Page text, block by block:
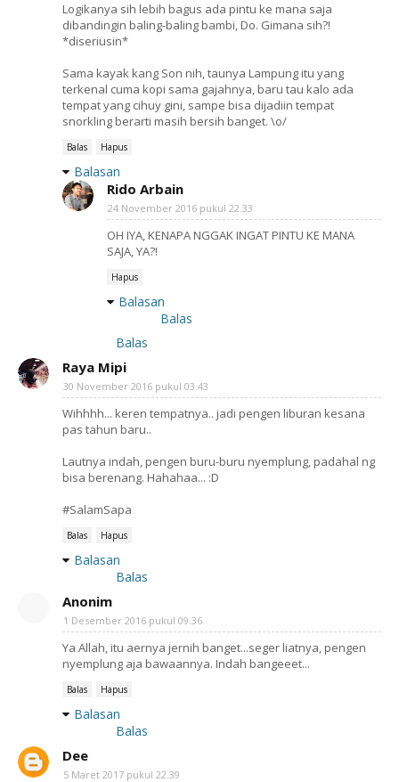
Logikanya sih lebih bagus ada pintu ke mana saja
dibandingin baling-baling bambi, Do. Gimana sih?!
*diseriusin*
Sama kayak kang Son nih, taunya Lampung itu yang
terkenal cuma kopi sama gajahnya, baru tau kalo ada
tempat yang cihuy gini, sampe bisa dijadiin tempat
snorkling berarti masih bersih banget. \o/
Balas Hapus
Balasan
Rido Arbain
24 November 2016 pukul 22.33
OH IYA, KENAPA NGGAK INGAT PINTU KE MANA
SAJA, YA?!
Hapus
Balasan
Balas
Balas
Raya Mipi
30 November 2016 pukul 03.43
Wihhhh... keren tempatnya.. jadi pengen liburan kesana
pas tahun baru..
Lautnya indah, pengen buru-buru nyemplung, padahal ng
bisa berenang. Hahahaa... :D
#SalamSapa
Balas Hapus
Balasan
Balas
Anonim
1 Desember 2016 pukul 09.36
Ya Allah, itu aernya jernih banget...seger liatnya, pengen
nyemplung aja bawaannya. Indah bangeeet...
Balas Hapus
Balasan
Balas
Dee
5 Maret 2017 pukul 22.39